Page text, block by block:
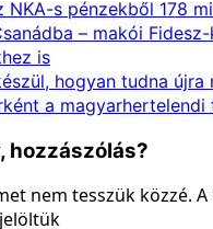
NKA-s pénzekből 178
– makói
is
hogyan tudna újra
a magyarhertelendi
hozzászólás?
nem tesszük közzé.